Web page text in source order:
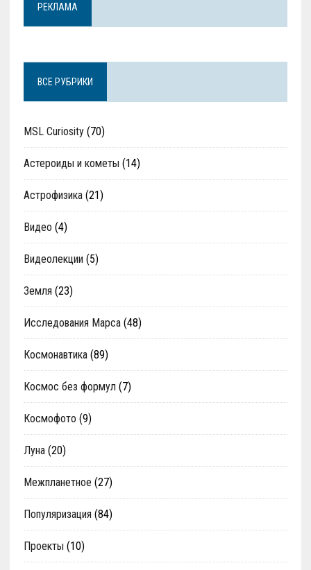
РЕКЛАМА
ВСЕ РУБРИКИ
MSL Curiosity(70)
Астероиды и кометы (14)
Астрофизика(21)
Видео (4)
Видеолекции (5)
Земля (23)
Исследования Марса(48)
Космонавтика(89)
Космос без формул (7)
Космофото (9)
Луна(20)
Межпланетное (27)
Популяризация (84)
Проекты (10)